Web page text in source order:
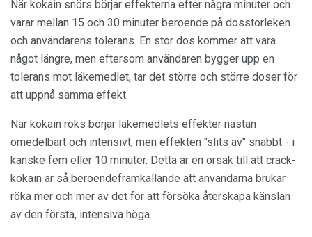
När kokain snörs börjar effekterna efter några minuter och
varar mellan 15 och 30 minuter beroende på dosstorleken
och användarens tolerans. En stor dos kommer att vara
något längre, men eftersom användaren bygger upp en
tolerans mot läkemedlet, tar det större och större doser för
att uppnå samma effekt.
När kokain röks börjar läkemedlets effekter nästan
omedelbart och intensivt, men effekten "slits av" snabbt - i
kanske fem eller 10 minuter. Detta är en orsak till att crack-
kokain är så beroendeframkallande att användarna brukar
röka mer och mer av det för att försöka återskapa känslan
av den första, intensiva höga.